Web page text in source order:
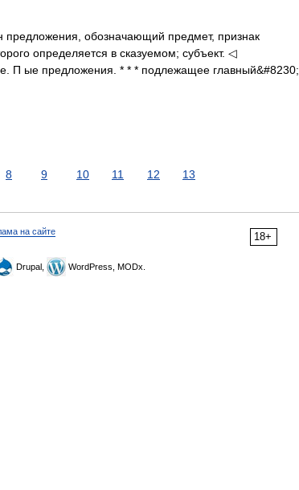
обозначающий предмет, признак
определяется в сказуемом; субъект. ◁
ые предложения. * * * подлежащее главный&#8230;
8 9 10 11 12 13
18+
на сайте
Drupal, WordPress, MODx.